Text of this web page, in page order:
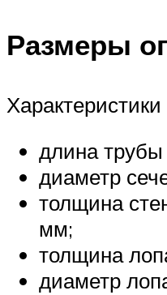
Размеры
длина трубы
диаметр
толщина
мм;
толщина
диаметр